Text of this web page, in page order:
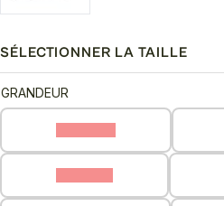
SÉLECTIONNER LA TAILLE
GRANDEUR